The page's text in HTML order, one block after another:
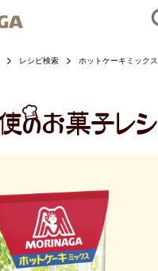
レシピ検索 ホットケーキミックス